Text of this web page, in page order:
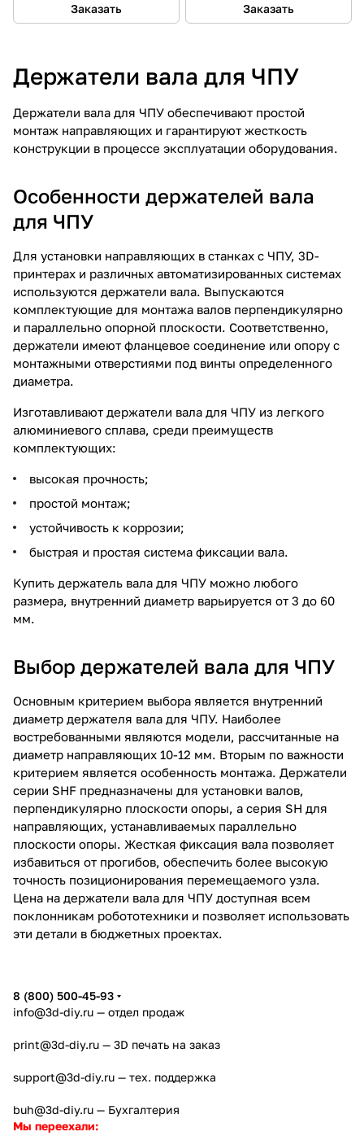
Заказать Заказать
Держатели вала для ЧПУ
Держатели вала для ЧПУ обеспечивают простой
монтаж направляющих и гарантируют жесткость
конструкции в процессе эксплуатации оборудования.
Особенности держателей вала
для ЧПУ
Для установки направляющих в станках с ЧПУ, 3D-
принтерах и различных автоматизированных системах
используются держатели вала. Выпускаются
комплектующие для монтажа валов перпендикулярно
и параллельно опорной плоскости. Соответственно,
держатели имеют фланцевое соединение или опору с
монтажными отверстиями под винты определенного
диаметра.
Изготавливают держатели вала для ЧПУ из легкого
алюминиевого сплава, среди преимуществ
комплектующих:
высокая прочность;
простой монтаж;
устойчивость к коррозии;
быстрая и простая система фиксации вала.
Купить держатель вала для ЧПУ можно любого
размера, внутренний диаметр варьируется от 3 до 60
мм.
Выбор держателей вала для ЧПУ
Основным критерием выбора является внутренний
диаметр держателя вала для ЧПУ. Наиболее
востребованными являются модели, рассчитанные на
диаметр направляющих 10-12 мм. Вторым по важности
критерием является особенность монтажа. Держатели
серии SHF предназначены для установки валов,
перпендикулярно плоскости опоры, а серия SH для
направляющих, устанавливаемых параллельно
плоскости опоры. Жесткая фиксация вала позволяет
избавиться от прогибов, обеспечить более высокую
точность позиционирования перемещаемого узла.
Цена на держатели вала для ЧПУ доступная всем
поклонникам робототехники и позволяет использовать
эти детали в бюджетных проектах.
8 (800) 500-45-93
info@3d-diy.ru — отдел продаж
print@3d-diy.ru — 3D печать на заказ
support@3d-diy.ru — тех. поддержка
buh@3d-diy.ru — Бухгалтерия
Мы переехали: